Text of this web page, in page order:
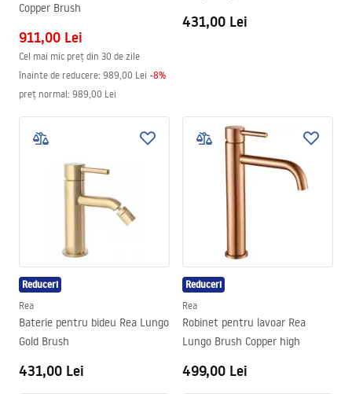
Copper Brush
911,00 Lei
Cel mai mic preț din 30 de zile
înainte de reducere: 989,00 Lei -8%
preț normal: 989,00 Lei
431,00 Lei
Reduceri
Rea
Baterie pentru bideu Rea Lungo
Gold Brush
431,00 Lei
Reduceri
Rea
Robinet pentru lavoar Rea
Lungo Brush Copper high
499,00 Lei